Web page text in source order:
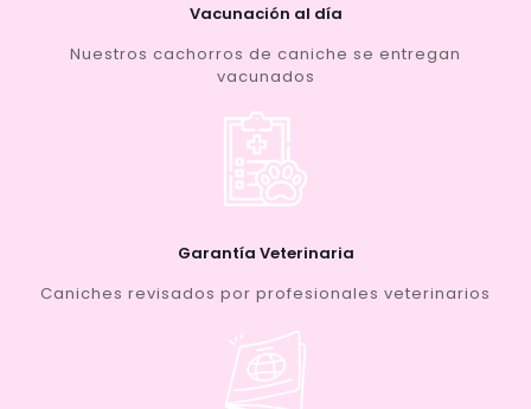
Vacunación al día
Nuestros cachorros de caniche se entregan
vacunados
Garantía Veterinaria
Caniches revisados por profesionales veterinarios